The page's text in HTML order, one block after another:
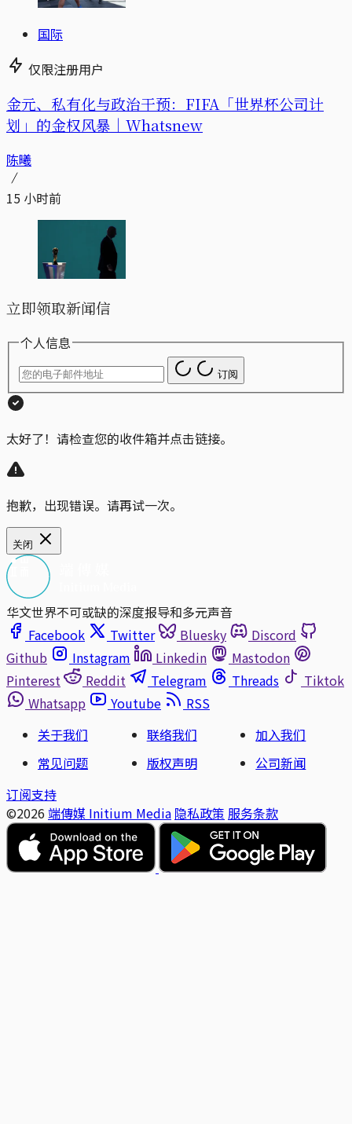
国际
仅限注册用户
金元、私有化与政治干预：FIFA「世界杯公司计
划」的金权风暴｜Whatsnew
陈曦
15 小时前
立即领取新闻信
个人信息
订阅
太好了！请检查您的收件箱并点击链接。
抱歉，出现错误。请再试一次。
关闭
华文世界不可或缺的深度报导和多元声音
Facebook
Twitter Bluesky
Discord
Github
Instagram Linkedin
Mastodon
Pinterest
Reddit Telegram Threads
Tiktok
Whatsapp
Youtube
RSS
关于我们
联络我们
加入我们
常见问题
版权声明
公司新闻
订阅支持
©2026 端傳媒 Initium Media 隐私政策 服务条款